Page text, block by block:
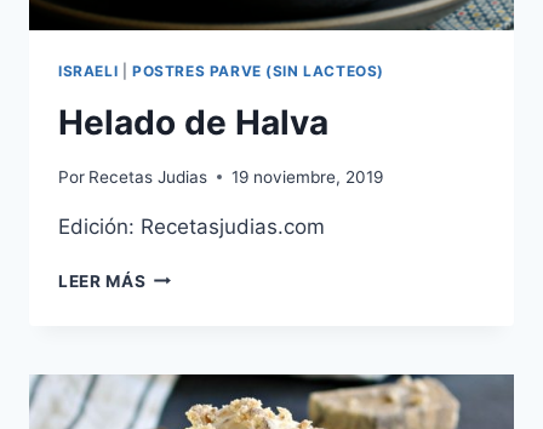
ISRAELI POSTRES PARVE (SIN LACTEOS)
Helado de Halva
Por Recetas Judias 19 noviembre, 2019
Edición: Recetasjudias.com
LEER MÁS HELADO